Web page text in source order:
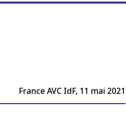
France AVC IdF, 11 mai 2021